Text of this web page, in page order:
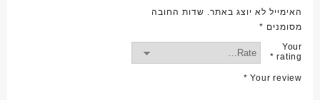
האימייל לא יוצג באתר. שדות החובה
מסומנים *
Your
rating
*
Your review
*